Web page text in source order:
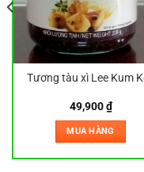
Tương tàu xì Lee Kum
49,900₫
MUA HÀNG